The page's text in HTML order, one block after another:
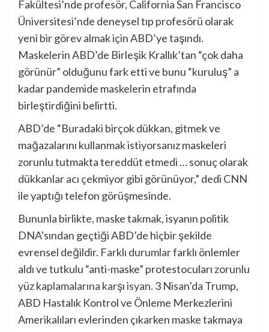
Fakültesi’nde profesör, California San Francisco
Üniversitesi’nde deneysel tıp profesörü olarak
yeni bir görev almak için ABD’ye taşındı.
Maskelerin ABD’de Birleşik Krallık’tan “çok daha
görünür” olduğunu fark etti ve bunu “kuruluş” a
kadar pandemide maskelerin etrafında
birleştirdiğini belirtti.
ABD’de “Buradaki birçok dükkan, gitmek ve
mağazalarını kullanmak istiyorsanız maskeleri
zorunlu tutmakta tereddüt etmedi … sonuç olarak
dükkanlar acı çekmiyor gibi görünüyor,” dedi CNN
ile yaptığı telefon görüşmesinde.
Bununla birlikte, maske takmak, isyanın politik
DNA’sından geçtiği ABD’de hiçbir şekilde
evrensel değildir. Farklı durumlarfarklı önlemler
aldı ve tutkulu “anti-maske” protestocuları zorunlu
yüz kaplamalarına karşı isyan. 3 Nisan’da Trump,
ABD Hastalık Kontrol ve Önleme Merkezlerini
Amerikalıları evlerinden çıkarken maske takmaya